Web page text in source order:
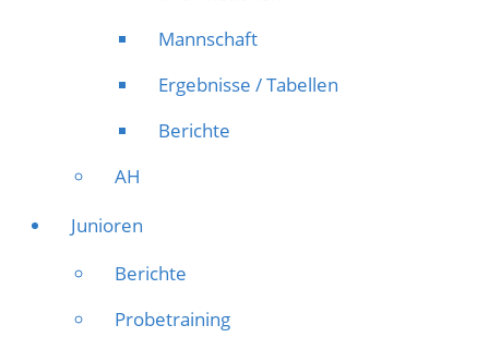
Mannschaft
Ergebnisse / Tabellen
Berichte
AH
Junioren
Berichte
Probetraining